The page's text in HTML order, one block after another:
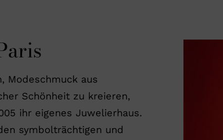
Modeschmuck aus
Schönheit zu kreieren,
ihr eigenes Juwelierhaus.
symbolträchtigen und